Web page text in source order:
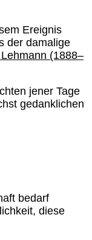
Ereignis
der damalige
(1888–
jener Tage
gedanklichen
bedarf
diese